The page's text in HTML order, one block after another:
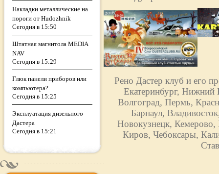
Накладки металлические на
пороги от Hudozhnik
Сегодня в 15:50
Штатная магнитола MEDIA
NAV
Сегодня в 15:29
Глюк панели приборов или
компьютера?
Сегодня в 15:25
Эксплуатация дизельного
Дастера
Сегодня в 15:21
Рено Дастер клуб и его
Екатеринбург, Нижний
Волгоград, Пермь,
Барнаул,
Новокузнецк,
Киров, Чебоксары,